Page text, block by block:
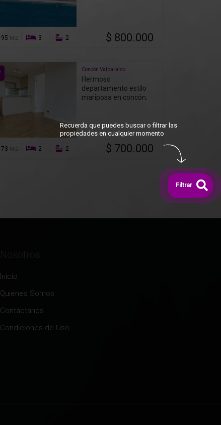
95 Mt2 3 2 $ 800.000
Concón Valparaíso
Hermoso
departamento estilo
mariposa en concón.
73 Mt2 2 2 $ 700.000
Inicio
Quiénes Somos
Contáctanos
Condiciones de Uso
Recuerda que puedes buscar o filtrar las
propiedades en cualquier momento
Filtrar